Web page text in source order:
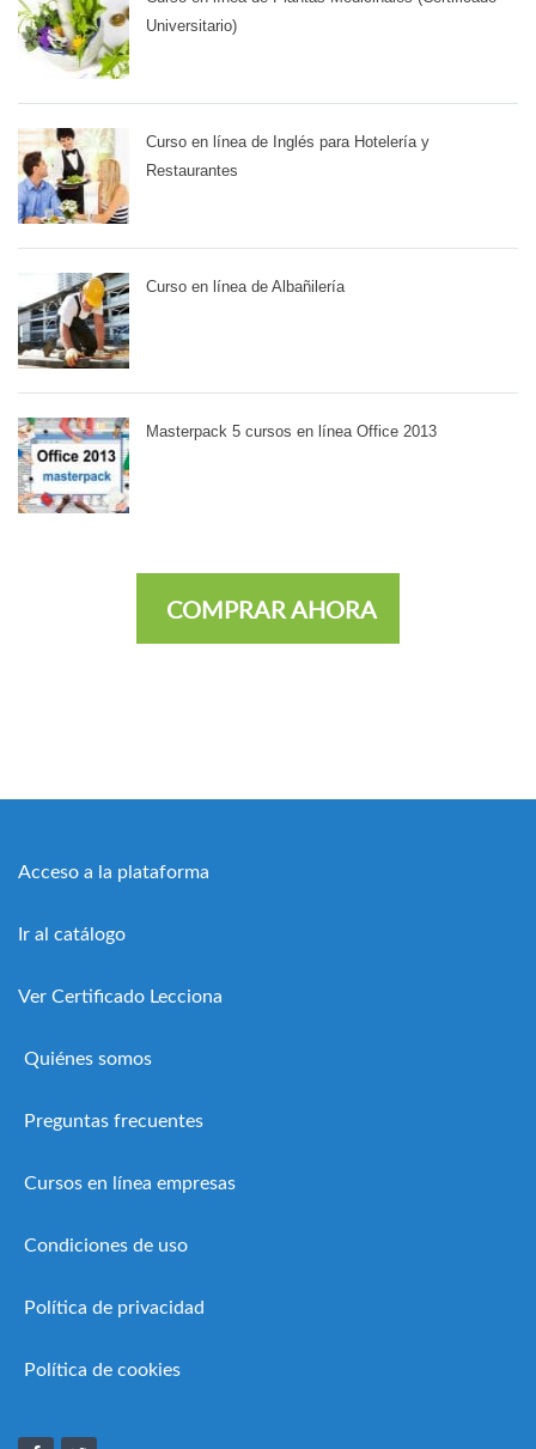
Universitario)
Curso en línea de Inglés para Hotelería y
Restaurantes
Curso en línea de Albañilería
Masterpack 5 cursos en línea Office 2013
COMPRAR AHORA
Acceso a la plataforma
Ir al catálogo
Ver Certificado Lecciona
Quiénes somos
Preguntas frecuentes
Cursos en línea empresas
Condiciones de uso
Política de privacidad
Política de cookies